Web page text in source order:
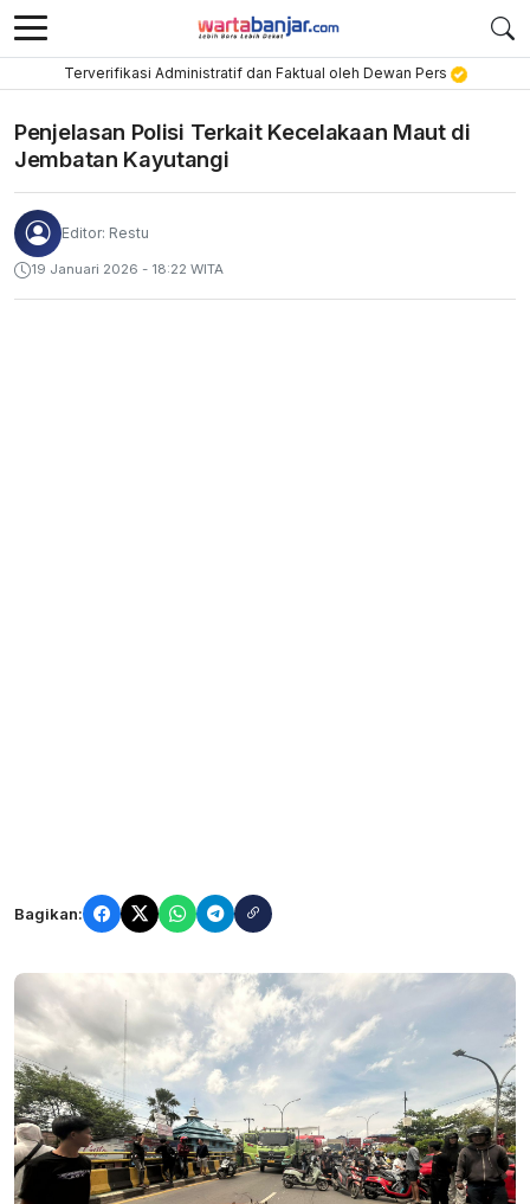
Terverifikasi Administratif dan Faktual oleh Dewan Pers
Penjelasan Polisi Terkait Kecelakaan Maut di
Jembatan Kayutangi
Editor: Restu
19 Januari 2026 - 18:22 WITA
Bagikan: